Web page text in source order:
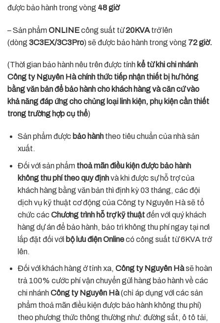
được bảo hành trong vòng 48 giờ
– Sản phẩmONLINEcông suất từ20KVA trở lên
(dòng 3C3EX/3C3Pro) sẽ được bảo hành trong vòng 72 giờ.
(Thời gian bảo hành nêu trên được tính kể từ khi chi nhánh
Công ty Nguyên Hà chính thức tiếp nhận thiết bị hư hỏng
bằng văn bản để bảo hành cho khách hàng và căn cứ vào
khả năng đáp ứng cho chủng loại linh kiện, phụ kiện cần thiết
trong trường hợp cụ thể)
Sản phẩm được bảo hànhtheo tiêu chuẩn của nhà sản
xuất.
Đối với sản phẩm thoả mãn điều kiện được bảo hành
không thu phí theo quy địnhvà khi được sự hỗ trợ của
khách hàng bằng văn bản thì định kỳ 03 tháng, các đội
dịch vụ kỹ thuật cơ động của Công ty Nguyên Hà sẽ tổ
chức các Chương trình hỗ trợ kỹ thuậtđến với quý khách
hàng dự án để bảo hành, bảo trì không thu phí ngay tại nơi
lắp đặt đối với bộ lưu điện Onlinecó công suất từ 6KVA trở
lên.
Đối với khách hàng ở tỉnh xa, Công ty Nguyên Hàsẽ hoàn
trả 100% cước phí vận chuyển gửi hàng bảo hành về các
chi nhánhCông ty Nguyên Hà(chỉ áp dụng với các sản
phẩm thoả mãn điều kiện được bảo hành không thu phí)
theo phương thức thông thường như: đường sắt, ô tô tải,